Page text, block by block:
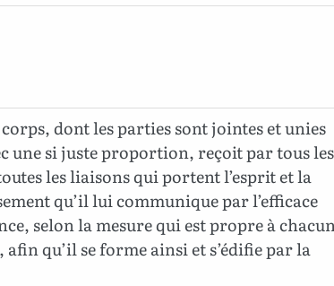
dont les parties sont jointes et unies
une si juste proportion, reçoit par tous les
les liaisons qui portent l’esprit et la
qu’il lui communique par l’efficace
selon la mesure qui est propre à
afin qu’il se forme ainsi et s’édifie par la